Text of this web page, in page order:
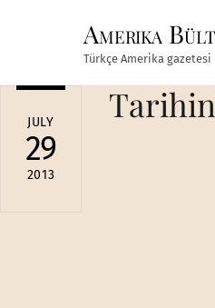
Amerika
Türkçe Amerika gazetesi
JULY
29
2013